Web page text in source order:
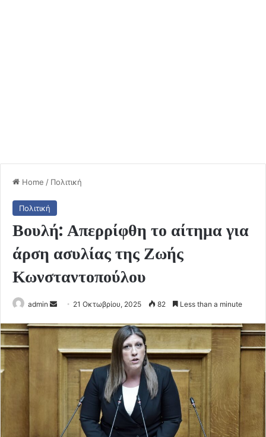
Home / Πολιτική
Πολιτική
Βουλή: Απερρίφθη το αίτημα για
άρση ασυλίας της Ζωής
Κωνσταντοπούλου
admin
Send
email
21 Οκτωβρίου, 2025 82 Less than a minute